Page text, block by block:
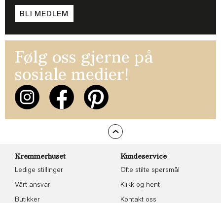
BLI MEDLEM
Følg oss gjerne på
sosiale medier!
Kremmerhuset
Ledige stillinger
Vårt ansvar
Butikker
Kundeservice
Ofte stilte spørsmål
Klikk og hent
Kontakt oss